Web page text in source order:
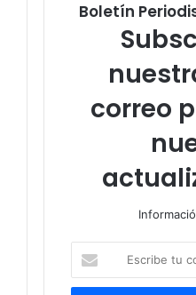
Boletín
correo
tu
correo